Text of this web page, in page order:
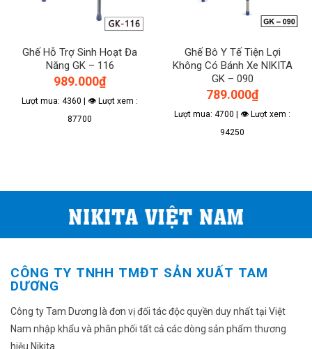
Ghế Hỗ Trợ Sinh Hoạt Đa
Năng GK – 116
989.000₫
Lượt mua: 4360 | 👁 Lượt xem :
87700
Ghế Bô Y Tế Tiện Lợi
Không Có Bánh Xe NIKITA
GK – 090
789.000₫
Lượt mua: 4700 | 👁 Lượt xem :
94250
CÔNG TY TNHH TMĐT SẢN XUẤT TAM
DƯƠNG
Công ty Tam Dương là đơn vị đối tác độc quyền duy nhất tại Việt
Nam nhập khẩu và phân phối tất cả các dòng sản phẩm thương
hiệu Nikita.